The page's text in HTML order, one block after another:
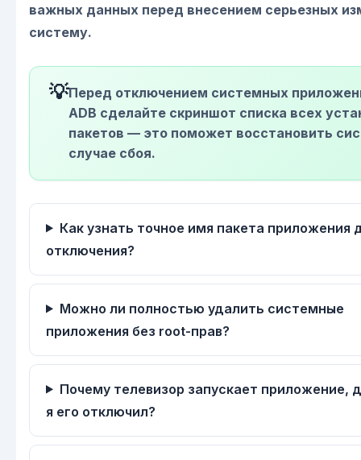
важных данных перед внесением серьезных
систему.
💡Перед отключением системных
ADB сделайте скриншот списка всех
пакетов — это поможет восстановить
случае сбоя.
Как узнать точное имя пакета приложения
отключения?
Можно ли полностью удалить системные
приложения без root-прав?
Почему телевизор запускает приложение,
я его отключил?